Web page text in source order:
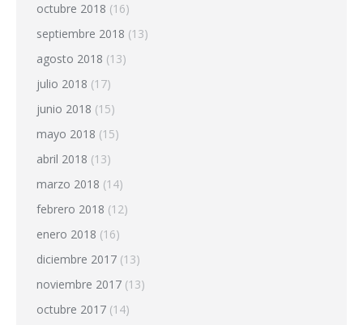
octubre 2018 (16)
septiembre 2018 (13)
agosto 2018 (13)
julio 2018 (17)
junio 2018 (15)
mayo 2018 (15)
abril 2018 (13)
marzo 2018 (14)
febrero 2018 (12)
enero 2018 (16)
diciembre 2017 (13)
noviembre 2017 (13)
octubre 2017 (14)